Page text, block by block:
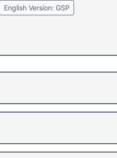
English Version: GSP